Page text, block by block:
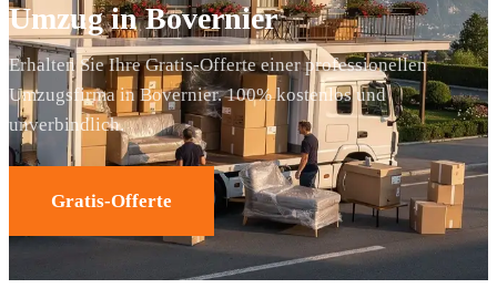
Umzug in Bovernier
Erhalten Sie Ihre Gratis-Offerte einer professionellen
Umzugsfirma in Bovernier. 100% kostenlos und
unverbindlich.
Gratis-Offerte